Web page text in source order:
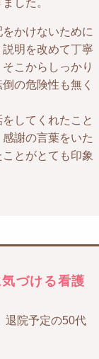
かけないために
明を改めて丁寧
こからしっかり
の危険性も無く
してくれたこと
謝の言葉をいた
とがとても印象
づける看護
退院予定の50代